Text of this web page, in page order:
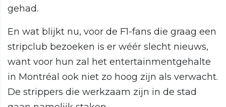
gehad.
En wat blijkt nu, voor de F1-fans die graag een
stripclub bezoeken is er wéér slecht nieuws,
want voor hun zal het entertainmentgehalte
in Montréal ook niet zo hoog zijn als verwacht.
De strippers die werkzaam zijn in de stad